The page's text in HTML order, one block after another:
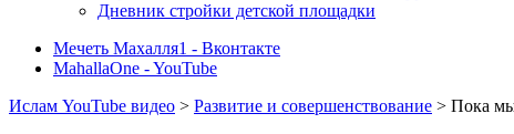
Дневник стройки детской площадки
Мечеть Махалля1 - Вконтакте
MahallaOne - YouTube
Ислам YouTube видео > Развитие и совершенствование > Пока